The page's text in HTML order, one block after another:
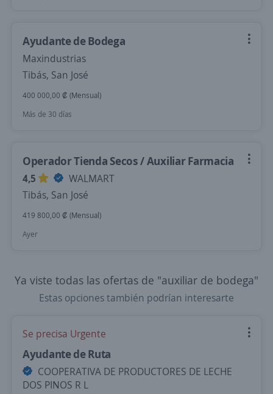
Ayudante de Bodega
Maxindustrias
Tibás, San José
400 000,00 ₡ (Mensual)
Más de 30 días
Operador Tienda Secos / Auxiliar Farmacia
4,5
WALMART
Tibás, San José
419 800,00 ₡ (Mensual)
Ayer
Ya viste todas las ofertas de "auxiliar de bodega"
Estas opciones también podrían interesarte
Se precisa Urgente
Ayudante de Ruta
COOPERATIVA DE PRODUCTORES DE LECHE
DOS PINOS R L